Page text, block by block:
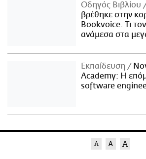
Οδηγός Βιβλίου
βρέθηκε στην
Bookvoice. Τι
ανάμεσα στα
Εκπαίδευση
Academy: Η
software